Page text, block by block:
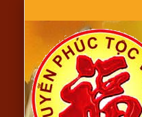
array key "HTTP_REFERER"